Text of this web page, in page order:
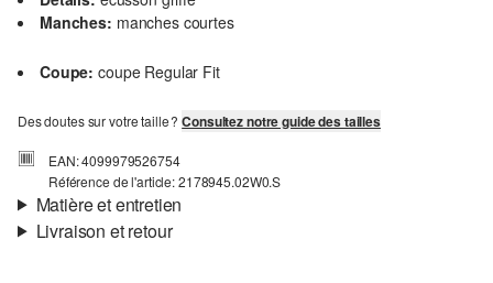
Manches: manches courtes
Coupe: coupe Regular Fit
Des doutes sur votre taille ?Consultez notre guide des tailles
EAN: 4099979526754
Référence de l'article: 2178945.02W0.S
Matière et entretien
Livraison et retour